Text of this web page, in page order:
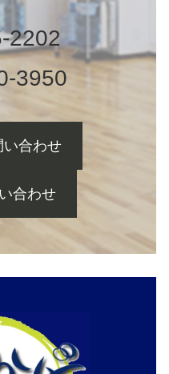
2202
3950
い合わせ
合わせ